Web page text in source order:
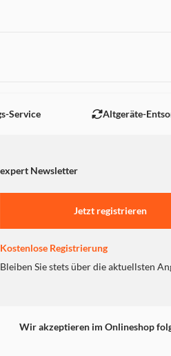
Service Altgeräte-
expert Newsletter
Jetzt registrieren
Kostenlose Registrierung
Bleiben Sie stets über die aktuellsten
Wir akzeptieren im Onlineshop